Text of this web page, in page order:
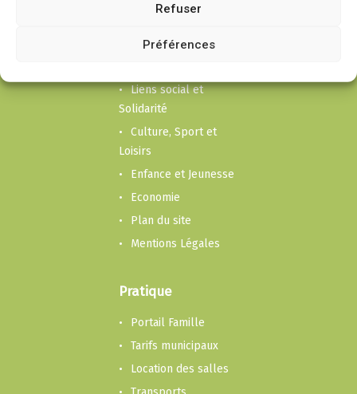
Refuser
Préférences
Mairie
Liens social et
Solidarité
Culture, Sport et
Loisirs
Enfance et Jeunesse
Economie
Plan du site
Mentions Légales
Pratique
Portail Famille
Tarifs municipaux
Location des salles